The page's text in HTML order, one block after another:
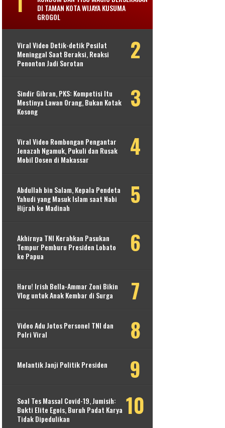
DI TAMAN KOTA WIJAYA KUSUMA
GROGOL
Viral Video Detik-detik Pesilat
Meninggal Saat Beraksi, Reaksi
Penonton Jadi Sorotan
Sindir Gibran, PKS: Kompetisi Itu
Mestinya Lawan Orang, Bukan Kotak
Kosong
Viral Video Rombongan Pengantar
Jenazah Ngamuk, Pukuli dan Rusak
Mobil Dosen di Makassar
Abdullah bin Salam, Kepala Pendeta
Yahudi yang Masuk Islam saat Nabi
Hijrah ke Madinah
Akhirnya TNI Kerahkan Pasukan
Tempur Pemburu Presiden Lobato
ke Papua
Haru! Irish Bella-Ammar Zoni Bikin
Vlog untuk Anak Kembar di Surga
Video Adu Jotos Personel TNI dan
Polri Viral
Melantik Janji Politik Presiden
Soal Tes Massal Covid-19, Jumisih:
Bukti Elite Egois, Buruh Padat Karya
Tidak Dipedulikan